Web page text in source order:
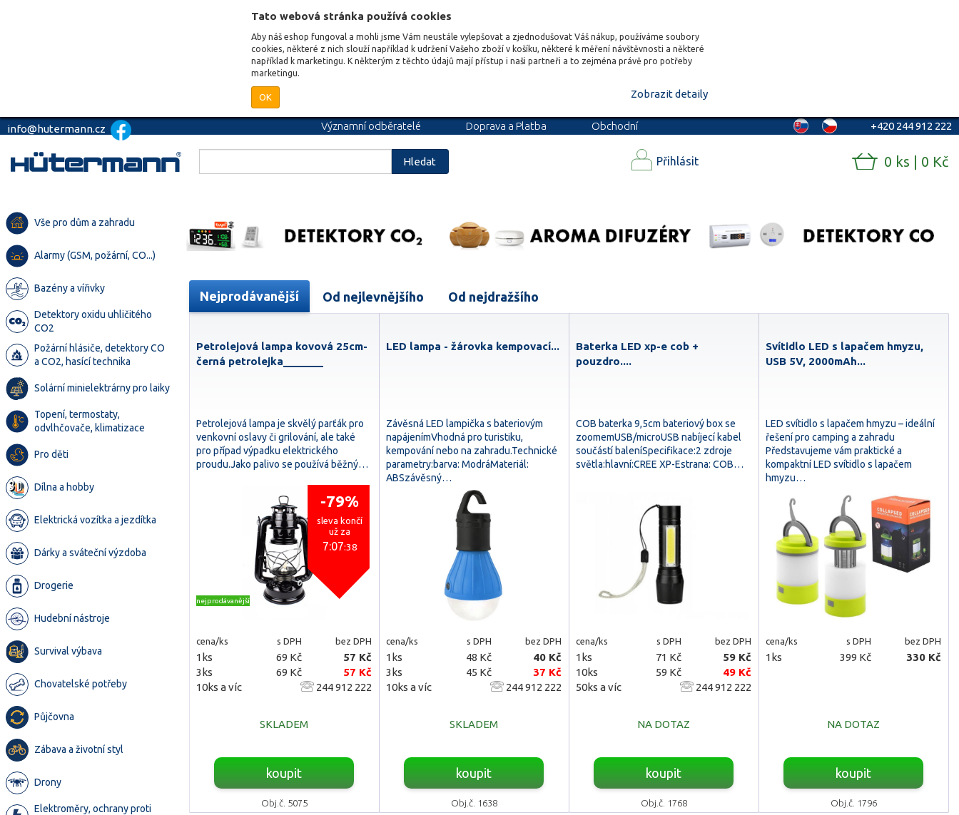
Tato webová stránka používá cookies
Aby náš eshop fungoval a mohli jsme Vám neustále vylepšovat a zjednodušovat Váš nákup, používáme soubory
cookies, některé z nich slouží například k udržení Vašeho zboží v košíku, některé k měření návštěvnosti a některé
například k marketingu. K některým z těchto údajů mají přístup i naši partneři a to zejména právě pro potřeby
marketingu.
OK Zobrazit detaily
info@hutermann.cz Významní odběratelé Doprava a Platba
Obchodní
+420 244 912 222
Hledat Přihlásit 0 ks | 0 Kč
Vše pro dům a zahradu
Alarmy (GSM, požární, CO...)
Bazény a vířivky
Detektory oxidu uhličitého
CO2
Požární hlásiče, detektory CO
a CO2, hasící technika
Solární minielektrárny pro laiky
Topení, termostaty,
odvlhčovače, klimatizace
Pro děti
Dílna a hobby
Elektrická vozítka a jezdítka
Dárky a sváteční výzdoba
Drogerie
Hudební nástroje
Survival výbava
Chovatelské potřeby
Půjčovna
Zábava a životní styl
Drony
Elektroměry, ochrany proti
Nejprodávanější Od nejlevnějšího Od nejdražšího
Petrolejová lampa kovová 25cm-
černá petrolejka_______
Petrolejová lampa je skvělý parťák pro
venkovní oslavy či grilování, ale také
pro případ výpadku elektrického
proudu.Jako palivo se používá běžný…
-79%
sleva končí
už za
7:07:38
nejprodávanější
cena/ks s DPH bez DPH
1ks 69 Kč
57 Kč
3ks
69 Kč
57 Kč
10ks a víc
244 912 222
SKLADEM
koupit
Obj.č. 5075
LED lampa - žárovka kempovací...
Závěsná LED lampička s bateriovým
napájenímVhodná pro turistiku,
kempování nebo na zahradu.Technické
parametry:barva: ModráMateriál:
ABSzávěsný…
cena/ks s DPH bez DPH
1ks 48 Kč
40 Kč
3ks
45 Kč
37 Kč
10ks a víc
244 912 222
SKLADEM
koupit
Obj.č. 1638
Baterka LED xp-e cob +
pouzdro....
COB baterka 9,5cm bateriový box se
zoomemUSB/microUSB nabíjecí kabel
součástí baleníSpecifikace:2 zdroje
světla:hlavní:CREE XP-Estrana: COB…
cena/ks s DPH bez DPH
1ks 71 Kč
59 Kč
10ks
59 Kč
49 Kč
50ks a víc
244 912 222
NA DOTAZ
koupit
Obj.č. 1768
Svítidlo LED s lapačem hmyzu,
USB 5V, 2000mAh...
LED svítidlo s lapačem hmyzu – ideální
řešení pro camping a zahradu
Představujeme vám praktické a
kompaktní LED svítidlo s lapačem
hmyzu…
cena/ks s DPH bez DPH
1ks 399 Kč 330 Kč
NA DOTAZ
koupit
Obj.č. 1796